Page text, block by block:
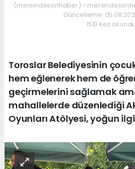
(mersindesonhaber) -
Güncelleme:
1510 kez
Toroslar Belediyesinin
hem eğlenerek hem de
geçirmelerini sağlamak
mahallelerde düzenlediği
Oyunları Atölyesi, yoğun